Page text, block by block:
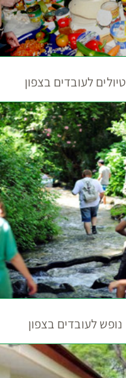
טיולים לעובדים בצפון
נופש לעובדים בצפון